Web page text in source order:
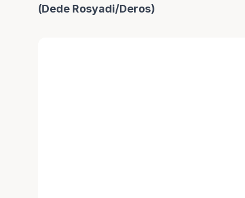
(Dede Rosyadi/Deros)